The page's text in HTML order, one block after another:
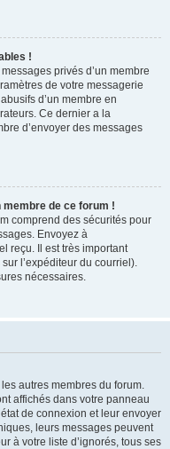
!
privés d’un membre
de votre messagerie
d’un membre en
Ce dernier a la
d’envoyer des messages
membre de ce forum !
comprend des sécurités pour
Envoyez à
reçu. Il est très important
l’expéditeur du courriel).
nécessaires.
autres membres du forum.
affichés dans votre panneau
de connexion et leur envoyer
leurs messages peuvent
à votre liste d’ignorés, tous ses